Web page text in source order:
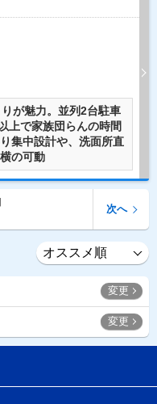
が魅力。並列2台駐車
上で家族団らんの時間
集中設計や、洗面所直
の可動
次へ
変更
変更